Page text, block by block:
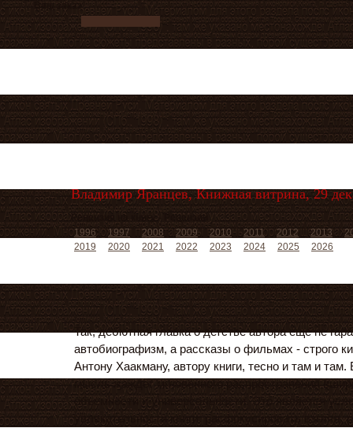
Ваш заказ
Владимир Яранцев, Книжная витрина, 29
Рецензия на книгу - Рецензии
1996
1997 2008 2009 2010 2011 2012 2013
2019
2020 2021 2022 2023 2024 2025 2026
Так, дебютная главка о детстве автора еще не
автобиографизм, а рассказы о фильмах - строго
Антону Хаакману, автору книги, тесно и там и
мысль жаждет мгновенного распространения
объемности и универсальности. Это является
увлекательности книги: расфокусировать взгляд,